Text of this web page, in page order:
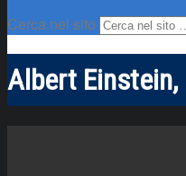
Cerca nel sito
Albert Einstein,